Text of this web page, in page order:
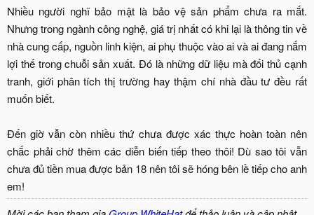
Nhiều người nghĩ bảo mật là bảo vệ sản phẩm chưa ra mắt.
Nhưng trong ngành công nghệ, giá trị nhất có khi lại là thông tin về
nhà cung cấp, nguồn linh kiện, ai phụ thuộc vào ai và ai đang nắm
lợi thế trong chuỗi sản xuất. Đó là những dữ liệu mà đối thủ cạnh
tranh, giới phân tích thị trường hay thậm chí nhà đầu tư đều rất
muốn biết.
Đến giờ vẫn còn nhiều thứ chưa được xác thực hoàn toàn nên
chắc phải chờ thêm các diễn biến tiếp theo thôi! Dù sao tôi vẫn
chưa đủ tiền mua được bản 18 nên tôi sẽ hóng bên lề tiếp cho anh
em!​